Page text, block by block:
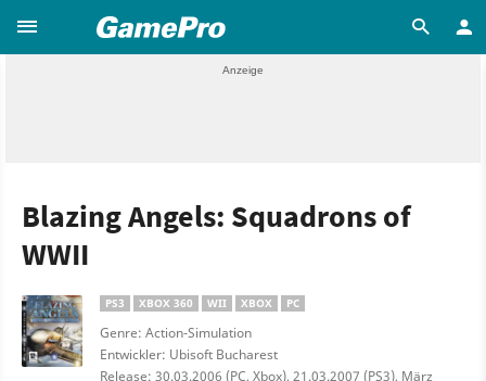
Blazing Angels: Squadrons of
WWII
PS3 XBOX 360 WII XBOX PC
Genre: Action-Simulation
Entwickler: Ubisoft Bucharest
Release: 30.03.2006 (PC, Xbox), 21.03.2007 (PS3), März